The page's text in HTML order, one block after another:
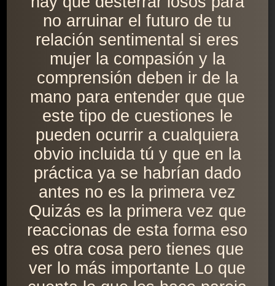
no arruinar el futuro de tu
relación sentimental si eres
mujer la compasión y la
comprensión deben ir de la
mano para entender que que
este tipo de cuestiones le
pueden ocurrir a cualquiera
obvio incluida tú y que en la
práctica ya se habrían dado
antes no es la primera vez
Quizás es la primera vez que
reaccionas de esta forma eso
es otra cosa pero tienes que
ver lo más importante Lo que